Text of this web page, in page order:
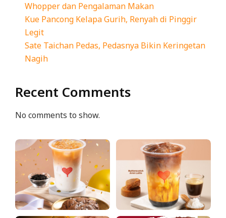
Whopper dan Pengalaman Makan
Kue Pancong Kelapa Gurih, Renyah di Pinggir
Legit
Sate Taichan Pedas, Pedasnya Bikin Keringetan
Nagih
Recent Comments
No comments to show.